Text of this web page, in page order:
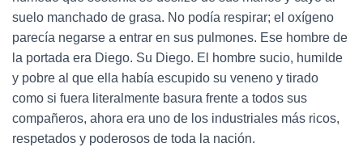
suelo manchado de grasa. No podía respirar; el oxígeno
parecía negarse a entrar en sus pulmones. Ese hombre de
la portada era Diego. Su Diego. El hombre sucio, humilde
y pobre al que ella había escupido su veneno y tirado
como si fuera literalmente basura frente a todos sus
compañeros, ahora era uno de los industriales más ricos,
respetados y poderosos de toda la nación.